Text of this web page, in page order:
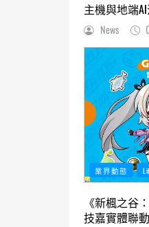
主機與地端
News
業界動態
《新楓之谷
技嘉實體聯